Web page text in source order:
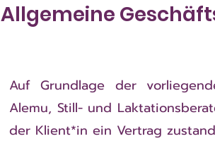
Allgemeine
Auf Grundlage der
Alemu, Still- und
der Klient*in ein Vertrag